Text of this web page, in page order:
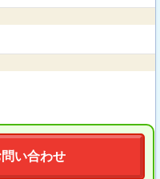
い合わせ